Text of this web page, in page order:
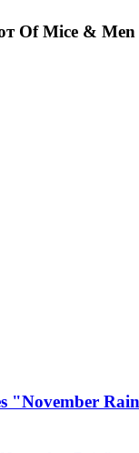
Of Mice & Men
"November